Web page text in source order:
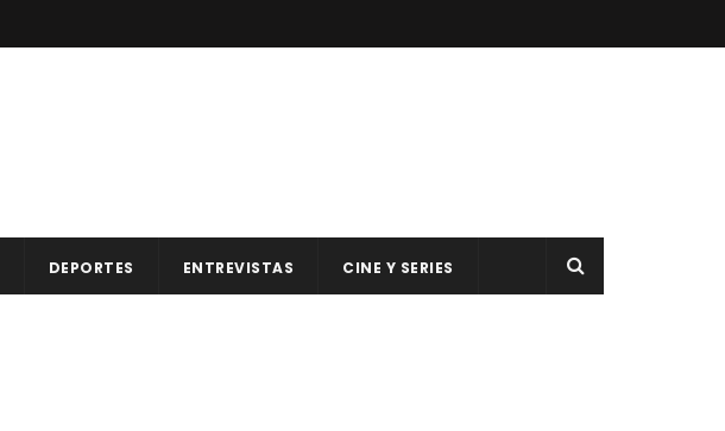
DEPORTES ENTREVISTAS CINE Y SERIES